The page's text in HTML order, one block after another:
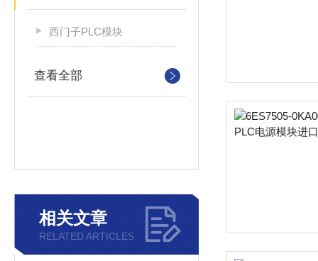
西门子PLC模块
查看全部
相关文章
RELATED ARTICLES